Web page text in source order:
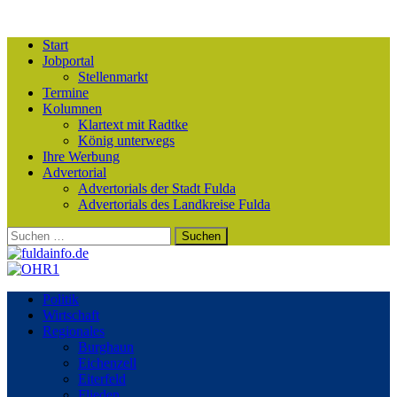
Start
Jobportal
Stellenmarkt
Termine
Kolumnen
Klartext mit Radtke
König unterwegs
Ihre Werbung
Advertorial
Advertorials der Stadt Fulda
Advertorials des Landkreise Fulda
Suchen
nach:
Politik
Wirtschaft
Regionales
Burghaun
Eichenzell
Eiterfeld